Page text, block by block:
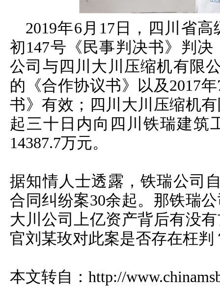
2019年6月17日，四川省
初147号《民事判决书》判
公司与四川大川压缩机有限
的《合作协议书》以及2017
书》有效；四川大川压缩机
起三十日内向四川铁瑞建筑
14387.7万元。
据知情人士透露，铁瑞公司
合同纠纷案30余起。那铁瑞
大川公司上亿资产背后有没
官刘某玫对此案是否存在枉
本文转自：http://